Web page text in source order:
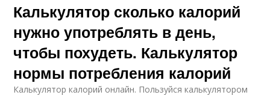
Калькулятор сколько калорий
нужно употреблять в день,
чтобы похудеть. Калькулятор
нормы потребления калорий
Калькулятор калорий онлайн. Пользуйся калькулятором